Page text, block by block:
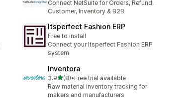
Connect NetSuite for Orders, Refund,
Customer, Inventory & B2B
Itsperfect Fashion ERP
Free to install
Connect your Itsperfect Fashion ERP
system
Inventora
3.9เต็ม 5 ดาว
(8)
ทั้งหมด 8 รีวิว
•Free trial available
Raw material inventory tracking for
makers and manufacturers